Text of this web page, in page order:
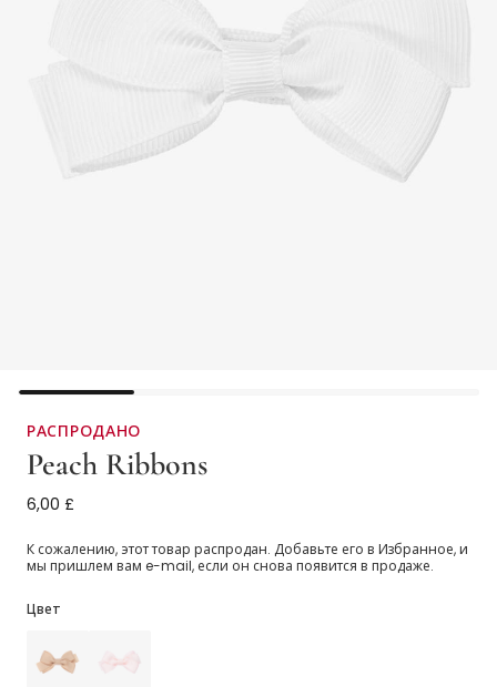
РАСПРОДАНО
Peach Ribbons
Белая заколка-бантик (7 см)
6,00 £
К сожалению, этот товар распродан. Добавьте его в Избранное, и
мы пришлем вам e-mail, если он снова появится в продаже.
Цвет